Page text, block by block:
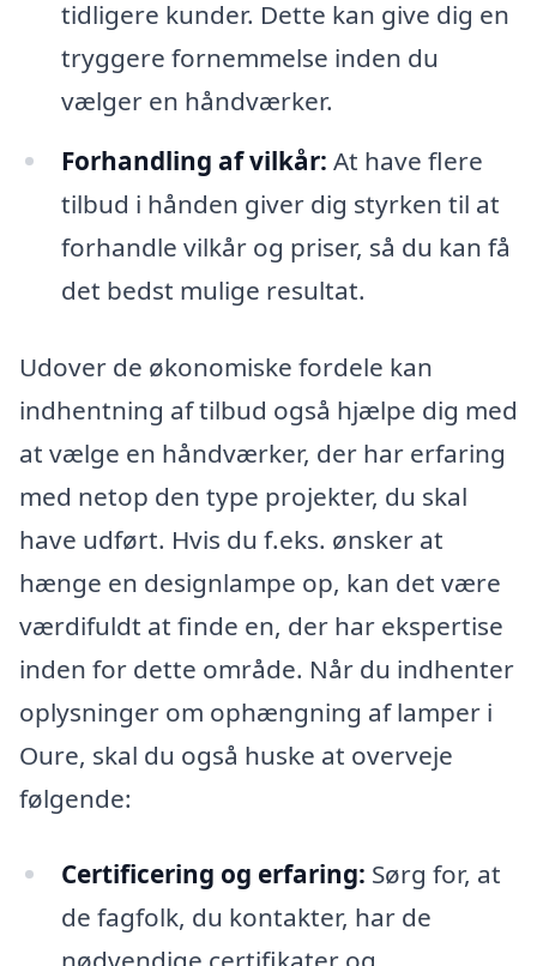
tidligere kunder. Dette kan give dig en
tryggere fornemmelse inden du
vælger en håndværker.
Forhandling af vilkår: At have flere
tilbud i hånden giver dig styrken til at
forhandle vilkår og priser, så du kan få
det bedst mulige resultat.
Udover de økonomiske fordele kan
indhentning af tilbud også hjælpe dig med
at vælge en håndværker, der har erfaring
med netop den type projekter, du skal
have udført. Hvis du f.eks. ønsker at
hænge en designlampe op, kan det være
værdifuldt at finde en, der har ekspertise
inden for dette område. Når du indhenter
oplysninger om ophængning af lamper i
Oure, skal du også huske at overveje
følgende:
Certificering og erfaring: Sørg for, at
de fagfolk, du kontakter, har de